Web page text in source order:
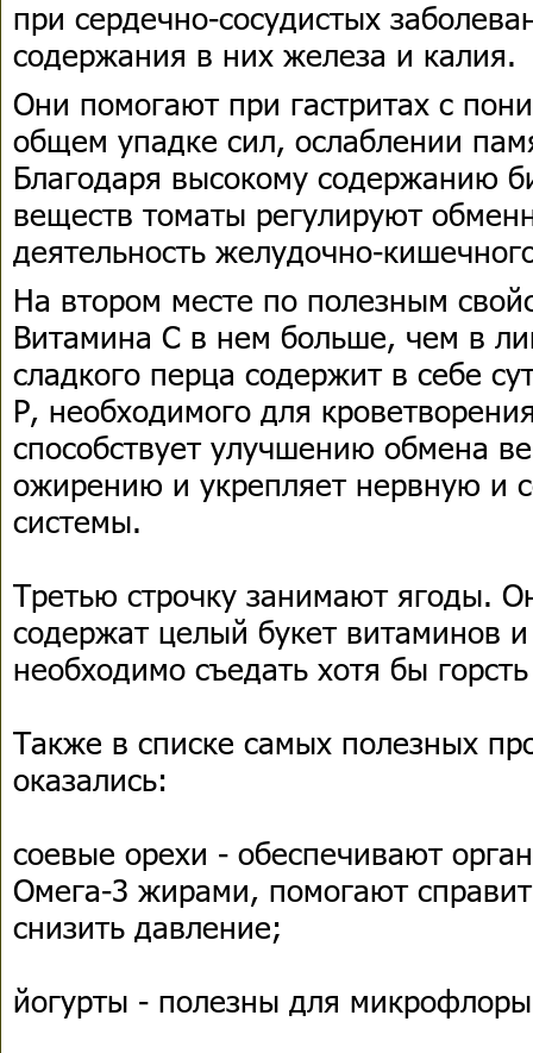
при сердечно-сосудистых
содержания в них железа и калия.
Они помогают при гастритах с
общем упадке сил, ослаблении
Благодаря высокому содержанию
веществ томаты регулируют
деятельность желудочно-
На втором месте по полезным
Витамина С в нем больше, чем в
сладкого перца содержит в себе
Р, необходимого для
способствует улучшению обмена
ожирению и укрепляет нервную и
системы.
Третью строчку занимают ягоды.
содержат целый букет витаминов
необходимо съедать хотя бы
Также в списке самых полезных
оказались:
соевые орехи - обеспечивают
Омега-3 жирами, помогают
снизить давление;
йогурты - полезны для